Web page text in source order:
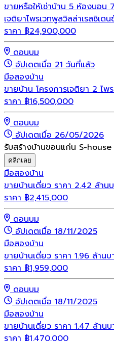
ขายหรือให้เช่าบ้าน 5 ห้องนอน
เจติยาไพรเวทพูลวิลล่าเรสซิเดน
ราคา ฿24,900,000
ดอนบม
อัปเดตเมื่อ 21 วันที่แล้ว
มือสองบ้าน
ขายบ้าน โครงการเจติยา 2 ไพ
ราคา ฿16,500,000
ดอนบม
อัปเดตเมื่อ 26/05/2026
รับสร้างบ้านขอนแก่น S-
คลิกเลย
มือสองบ้าน
ขายบ้านเดี่ยว ราคา 2.42 ล้าน
ราคา ฿2,415,000
ดอนบม
อัปเดตเมื่อ 18/11/2025
มือสองบ้าน
ขายบ้านเดี่ยว ราคา 1.96 ล้าน
ราคา ฿1,959,000
ดอนบม
อัปเดตเมื่อ 18/11/2025
มือสองบ้าน
ขายบ้านเดี่ยว ราคา 1.47 ล้าน